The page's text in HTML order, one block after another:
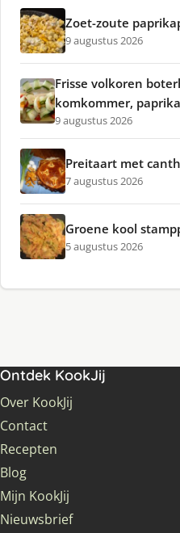
Zoet-zoute
9 augustus 2026
Frisse volkoren
komkommer,
9 augustus 2026
Preitaart met
7 augustus 2026
Groene kool
5 augustus 2026
Ontdek KookJij
Over KookJij
Contact
Recepten
Blog
Mijn KookJij
Nieuwsbrief